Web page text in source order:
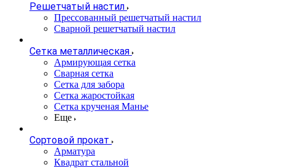
Решетчатый настил
Прессованный решетчатый настил
Сварной решетчатый настил
Сетка металлическая
Армирующая сетка
Сварная сетка
Сетка для забора
Сетка жаростойкая
Сетка крученая Манье
Еще
Сортовой прокат
Арматура
Квадрат стальной